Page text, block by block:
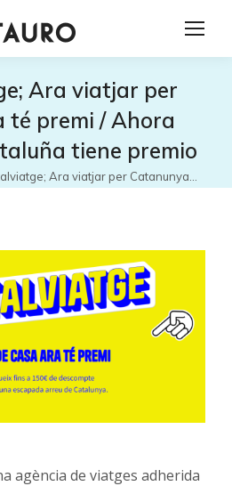
Ara viatjar per
té premi / Ahora
tiene premio
Ara viatjar per Catanunya…
agència de viatges adherida